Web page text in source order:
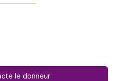
le donneur